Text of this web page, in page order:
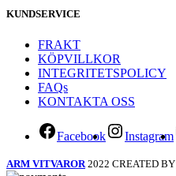
KUNDSERVICE
FRAKT
KÖPVILLKOR
INTEGRITETSPOLICY
FAQs
KONTAKTA OSS
Facebook Instagram
ARM VITVAROR 2022 CREATED BY